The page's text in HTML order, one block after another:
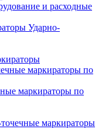
и расходные
Ударно-
маркираторы по
маркираторы